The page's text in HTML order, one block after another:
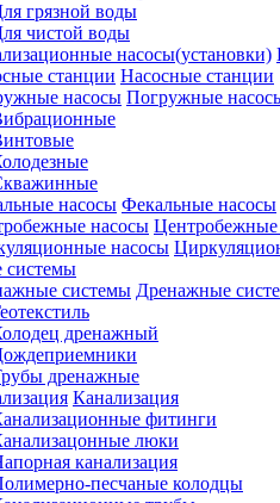
грязной воды
чистой воды
Насосные станции
Погружные
Фекальные насосы
Центробежные
Дренажные
дренажный
дренажные
Канализация
фитинги
люки
канализация
песчаные колодцы